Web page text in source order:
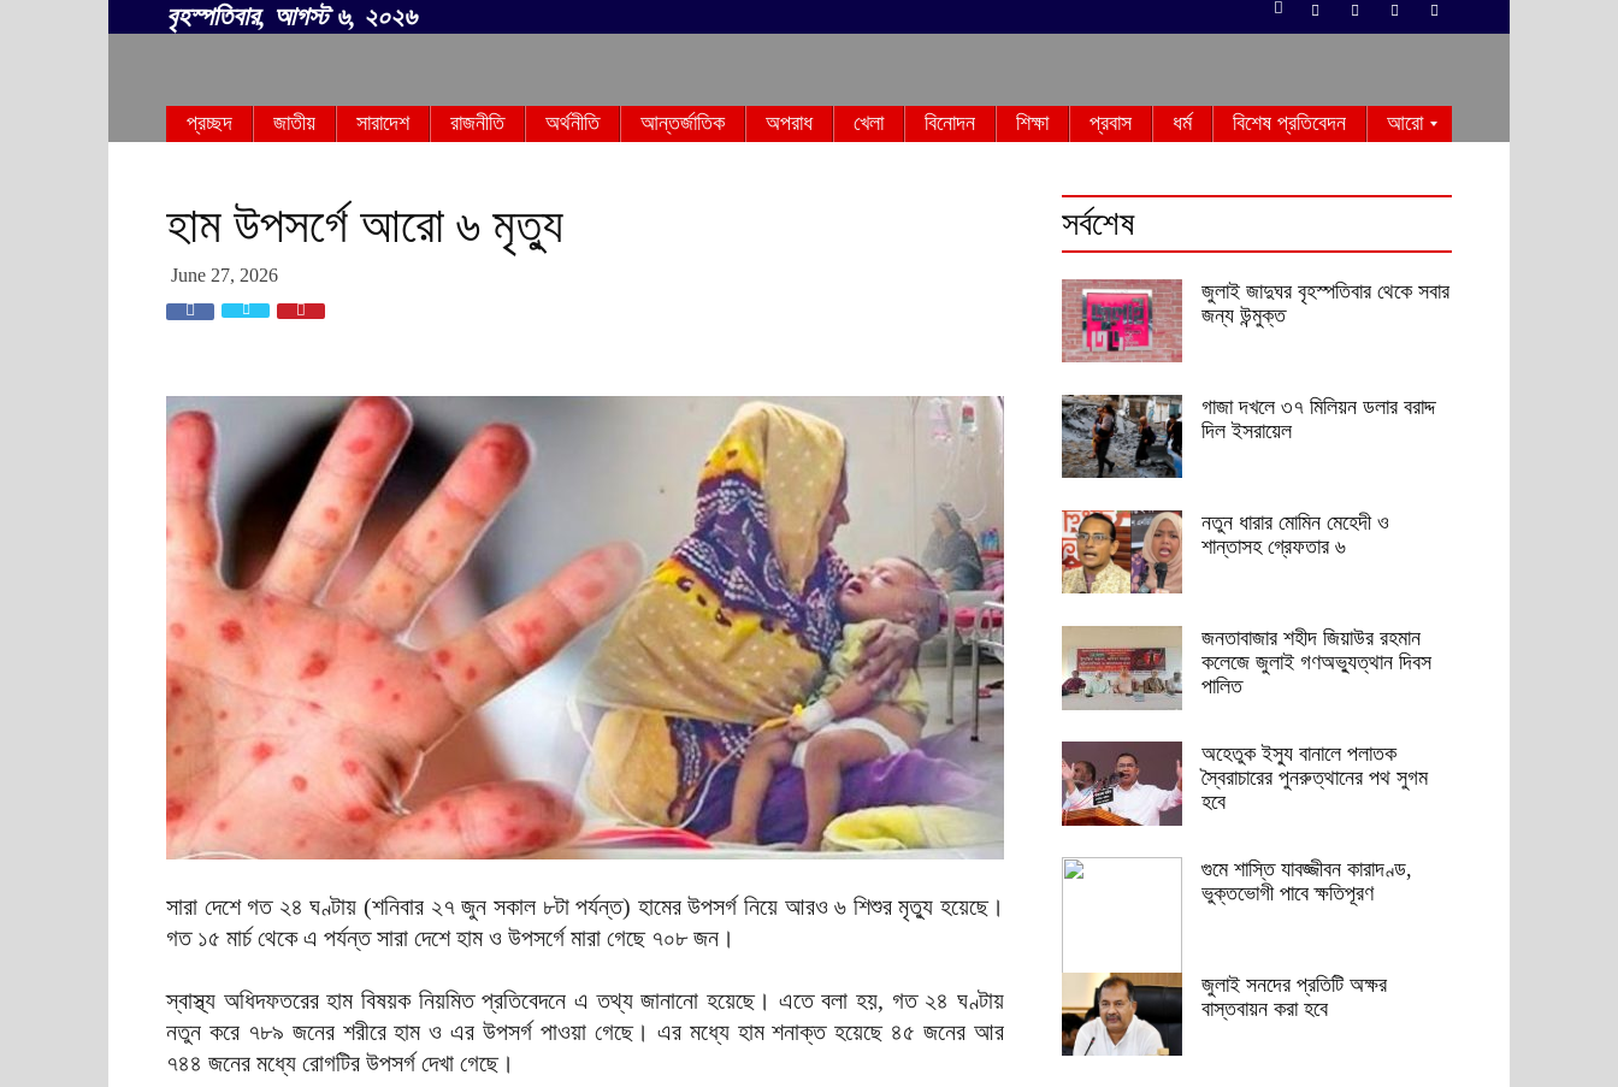
বৃহস্পতিবার, আগস্ট ৬, ২০২৬
বাংলা
প্রচ্ছদ জাতীয় সারাদেশ রাজনীতি অর্থনীতি আন্তর্জাতিক অপরাধ খেলা বিনোদন শিক্ষা প্রবাস ধর্ম বিশেষ প্রতিবেদন আরো
হাম উপসর্গে আরো ৬ মৃত্যু
June 27, 2026
সারা দেশে গত ২৪ ঘণ্টায় (শনিবার ২৭ জুন সকাল ৮টা পর্যন্ত) হামের উপসর্গ নিয়ে আরও ৬ শিশুর মৃত্যু হয়েছে।
গত ১৫ মার্চ থেকে এ পর্যন্ত সারা দেশে হাম ও উপসর্গে মারা গেছে ৭০৮ জন।
স্বাস্থ্য অধিদফতরের হাম বিষয়ক নিয়মিত প্রতিবেদনে এ তথ্য জানানো হয়েছে। এতে বলা হয়, গত ২৪ ঘণ্টায়
নতুন করে ৭৮৯ জনের শরীরে হাম ও এর উপসর্গ পাওয়া গেছে। এর মধ্যে হাম শনাক্ত হয়েছে ৪৫ জনের আর
৭৪৪ জনের মধ্যে রোগটির উপসর্গ দেখা গেছে।
সর্বশেষ
জুলাই জাদুঘর বৃহস্পতিবার থেকে সবার
জন্য উন্মুক্ত
গাজা দখলে ৩৭ মিলিয়ন ডলার বরাদ্দ
দিল ইসরায়েল
নতুন ধারার মোমিন মেহেদী ও
শান্তাসহ গ্রেফতার ৬
জনতাবাজার শহীদ জিয়াউর রহমান
কলেজে জুলাই গণঅভ্যুত্থান দিবস
পালিত
অহেতুক ইস্যু বানালে পলাতক
স্বৈরাচারের পুনরুত্থানের পথ সুগম
হবে
গুমে শাস্তি যাবজ্জীবন কারাদণ্ড,
ভুক্তভোগী পাবে ক্ষতিপূরণ
জুলাই সনদের প্রতিটি অক্ষর
বাস্তবায়ন করা হবে